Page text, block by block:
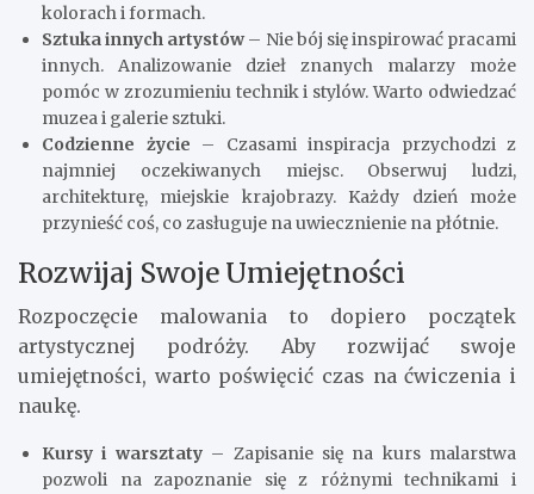
kolorach i formach.
Sztuka innych artystów– Nie bój się inspirować pracami
innych. Analizowanie dzieł znanych malarzy może
pomóc w zrozumieniu technik i stylów. Warto odwiedzać
muzea i galerie sztuki.
Codzienne życie – Czasami inspiracja przychodzi z
najmniej oczekiwanych miejsc. Obserwuj ludzi,
architekturę, miejskie krajobrazy. Każdy dzień może
przynieść coś, co zasługuje na uwiecznienie na płótnie.
Rozwijaj Swoje Umiejętności
Rozpoczęcie malowania to dopiero początek
artystycznej podróży. Aby rozwijać swoje
umiejętności, warto poświęcić czas na ćwiczenia i
naukę.
Kursy i warsztaty– Zapisanie się na kurs malarstwa
pozwoli na zapoznanie się z różnymi technikami i